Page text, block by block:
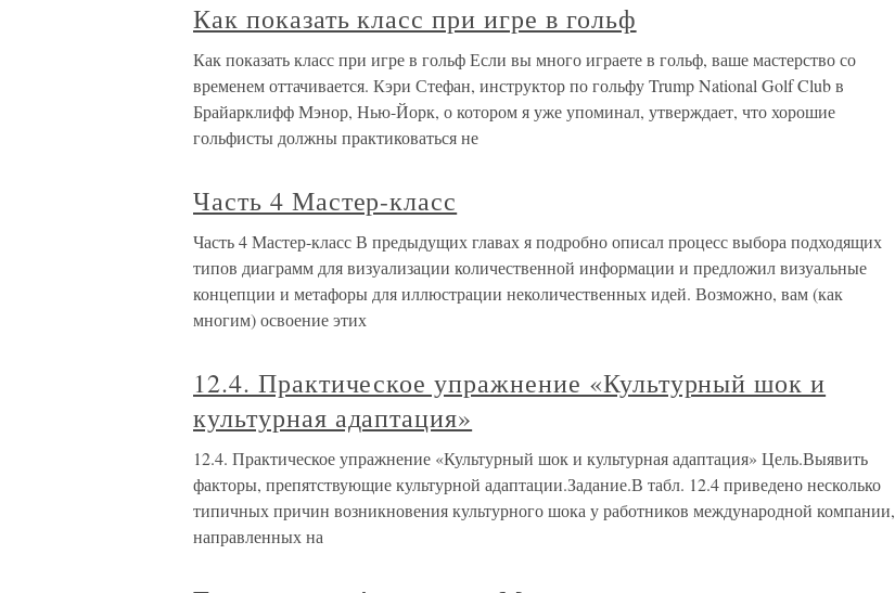
Как показать класс при игре в гольф
Как показать класс при игре в гольф Если вы много играете в гольф, ваше мастерство со
временем оттачивается. Кэри Стефан, инструктор по гольфу Trump National Golf Club в
Брайарклифф Мэнор, Нью-Йорк, о котором я уже упоминал, утверждает, что хорошие
гольфисты должны практиковаться не
Часть 4 Мастер-класс
Часть 4 Мастер-класс В предыдущих главах я подробно описал процесс выбора подходящих
типов диаграмм для визуализации количественной информации и предложил визуальные
концепции и метафоры для иллюстрации неколичественных идей. Возможно, вам (как
многим) освоение этих
12.4. Практическое упражнение «Культурный шок и
культурная адаптация»
12.4. Практическое упражнение «Культурный шок и культурная адаптация» Цель.Выявить
факторы, препятствующие культурной адаптации.Задание.В табл. 12.4 приведено несколько
типичных причин возникновения культурного шока у работников международной компании,
направленных на